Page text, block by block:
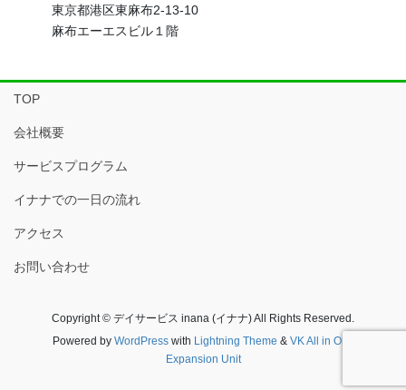
東京都港区東麻布2-13-10
麻布エーエスビル１階
TOP
会社概要
サービスプログラム
イナナでの一日の流れ
アクセス
お問い合わせ
Copyright © デイサービス inana (イナナ) All Rights Reserved.
Powered by WordPresswith Lightning Theme & VK All in One
Expansion Unit